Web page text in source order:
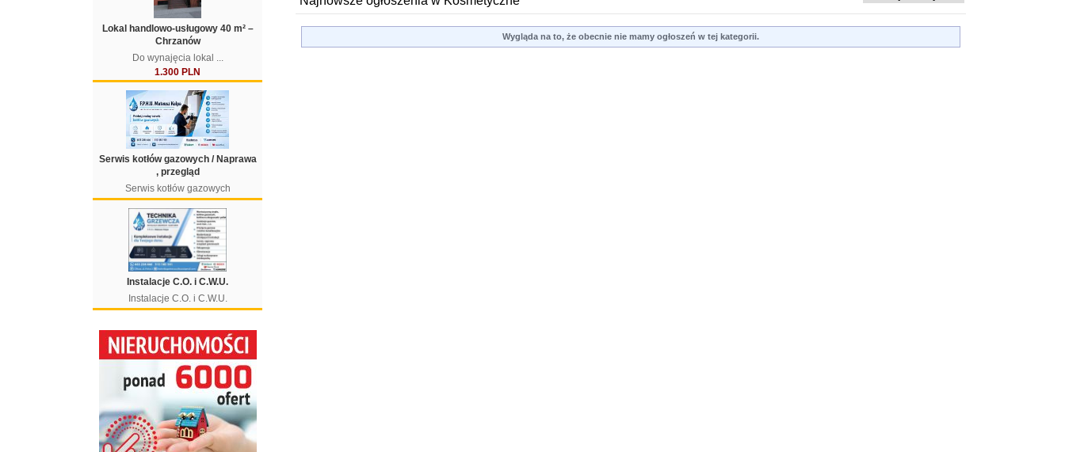
Lokal handlowo-usługowy 40 m² –
Chrzanów
Do wynajęcia lokal ...
1.300 PLN
Serwis kotłów gazowych / Naprawa
, przegląd
Serwis kotłów gazowych
Instalacje C.O. i C.W.U.
Instalacje C.O. i C.W.U.
Wygląda na to, że obecnie nie mamy ogłoszeń w tej kategorii.